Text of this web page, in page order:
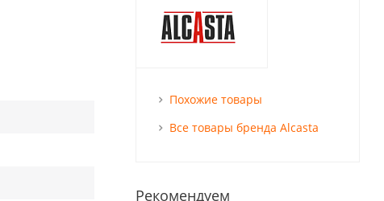
Похожие товары
Все товары бренда Alcasta
Рекомендуем